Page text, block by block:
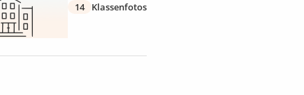
14
Klassenfotos